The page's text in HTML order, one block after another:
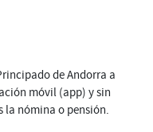
de Andorra a
móvil (app) y sin
nómina o pensión.